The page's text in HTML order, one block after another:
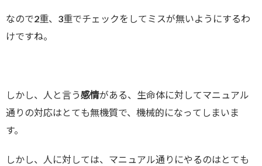
なので2重、3重でチェックをしてミスが無いようにするわ
けですね。
しかし、人と言う感情がある、生命体に対してマニュアル
通りの対応はとても無機質で、機械的になってしまいま
す。
しかし、人に対しては、マニュアル通りにやるのはとても